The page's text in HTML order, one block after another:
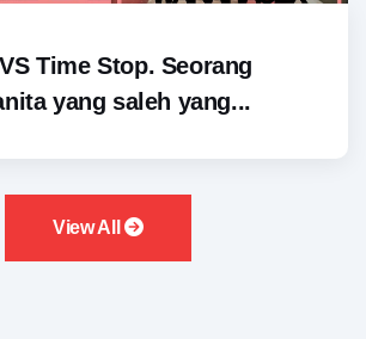
Time Stop. Seorang
yang saleh yang...
View All